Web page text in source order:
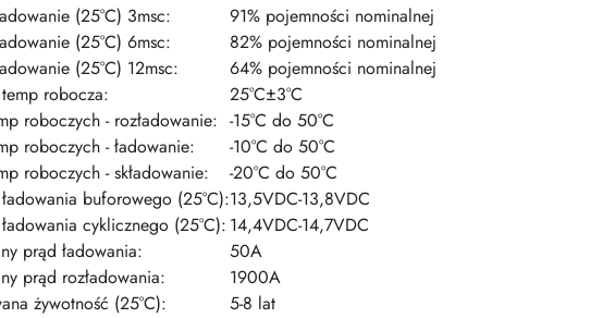
(25°C) 3msc:
91% pojemności nominalnej
(25°C) 6msc:
82% pojemności nominalnej
(25°C) 12msc:
64% pojemności nominalnej
robocza:
25°C±3°C
roboczych - rozładowanie: -15°C do 50°C
roboczych - ładowanie:
-10°C do 50°C
roboczych - składowanie:
-20°C do 50°C
buforowego (25°C):13,5VDC-13,8VDC
cyklicznego (25°C): 14,4VDC-14,7VDC
prąd ładowania:
50A
prąd rozładowania:
1900A
żywotność (25°C):
5-8 lat